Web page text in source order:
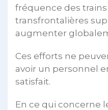
fréquence des
transfrontalières
augmenter
Ces efforts ne
avoir un personnel
satisfait.
En ce qui concerne